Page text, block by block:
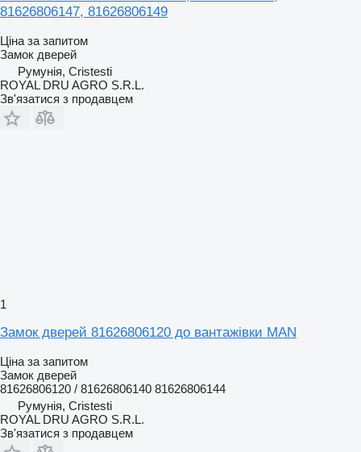
81626806147, 81626806149
Ціна за запитом
Замок дверей
Румунія, Cristesti
ROYAL DRU AGRO S.R.L.
Зв'язатися з продавцем
1
Замок дверей 81626806120 до вантажівки MAN
Ціна за запитом
Замок дверей
81626806120 / 81626806140 81626806144
Румунія, Cristesti
ROYAL DRU AGRO S.R.L.
Зв'язатися з продавцем